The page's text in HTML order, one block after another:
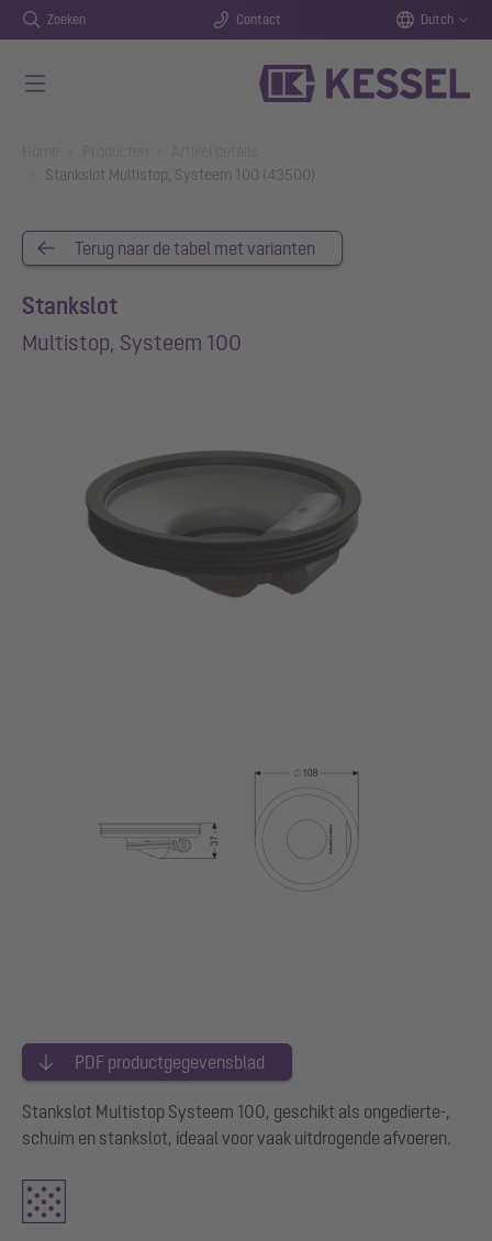
Zoeken Contact Dutch
Stankslot Multistop, Systeem 100 (43500)
Terug naar de tabel met varianten
Stankslot
Multistop, Systeem 100
PDF productgegevensblad
Stankslot Multistop Systeem 100, geschikt als ongedierte-,
schuim en stankslot, ideaal voor vaak uitdrogende afvoeren.